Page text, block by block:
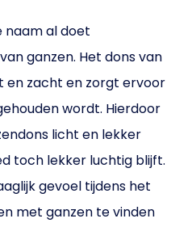
naam al doet
ganzen. Het dons van
en zacht en zorgt ervoor
wordt. Hierdoor
licht en lekker
toch lekker luchtig blijft.
gevoel tijdens het
met ganzen te vinden